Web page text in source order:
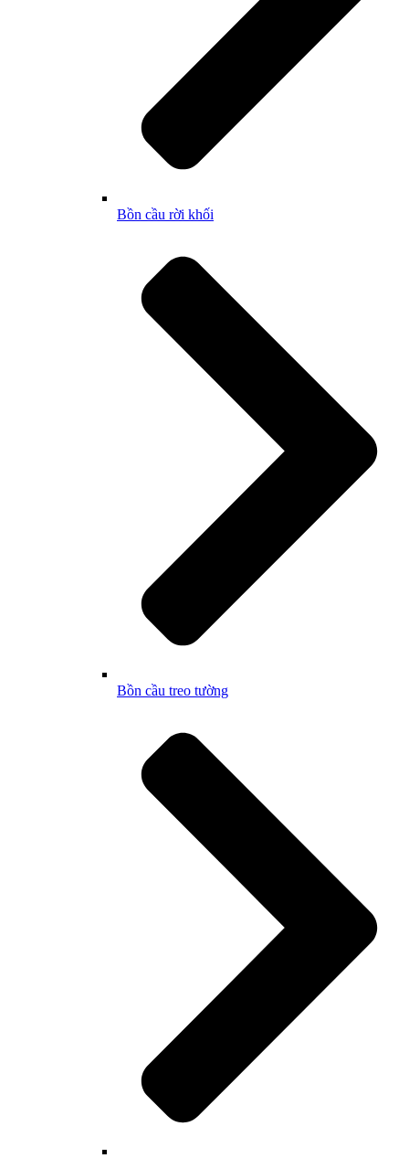
Bồn cầu rời khối
Bồn cầu treo tường